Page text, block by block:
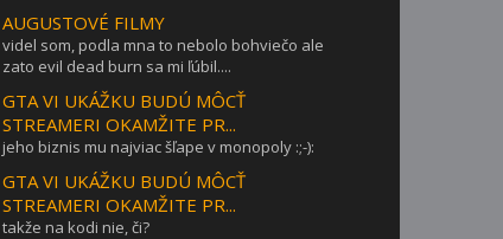
AUGUSTOVÉ FILMY
videl som, podla mna to nebolo bohviečo ale
zato evil dead burn sa mi ľúbil....
GTA VI UKÁŽKU BUDÚ MÔCŤ
STREAMERI OKAMŽITE PR...
jeho biznis mu najviac šľape v monopoly :;-):
GTA VI UKÁŽKU BUDÚ MÔCŤ
STREAMERI OKAMŽITE PR...
takže na kodi nie, či?